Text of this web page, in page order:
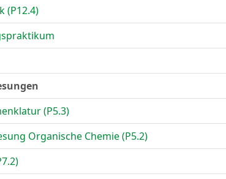
(P12.4)
(P5.3)
Organische Chemie (P5.2)